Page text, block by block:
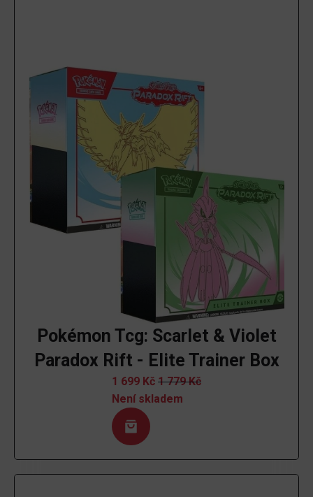
Pokémon Tcg: Scarlet & Violet
Paradox Rift - Elite Trainer Box
1 699 Kč 1 779Kč
Není skladem